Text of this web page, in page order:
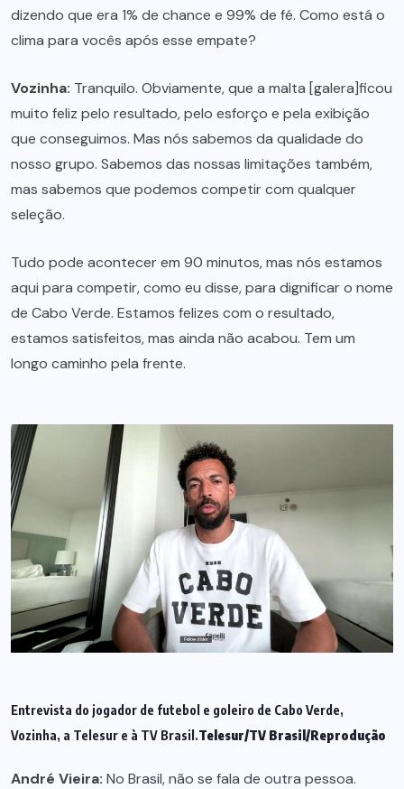
dizendo que era 1% de chance e 99% de fé. Como está o
clima para vocês após esse empate?
Vozinha: Tranquilo. Obviamente, que a malta [galera]ficou
muito feliz pelo resultado, pelo esforço e pela exibição
que conseguimos. Mas nós sabemos da qualidade do
nosso grupo. Sabemos das nossas limitações também,
mas sabemos que podemos competir com qualquer
seleção.
Tudo pode acontecer em 90 minutos, mas nós estamos
aqui para competir, como eu disse, para dignificar o nome
de Cabo Verde. Estamos felizes com o resultado,
estamos satisfeitos, mas ainda não acabou. Tem um
longo caminho pela frente.
Entrevista do jogador de futebol e goleiro de Cabo Verde,
Vozinha, a Telesur e à TV Brasil.Telesur/TV Brasil/Reprodução
André Vieira: No Brasil, não se fala de outra pessoa.